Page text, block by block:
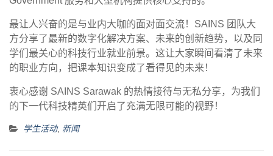
最让人兴奋的是与业内大咖的面对面交流！SAINS 团队大
方分享了最新的数字化解决方案、未来的创新趋势，以及同
学们最关心的科技行业就业前景。这让大家瞬间看清了未来
的职业方向，把课本知识变成了看得见的未来！
衷心感谢 SAINS Sarawak 的热情接待与无私分享，为我们
的下一代科技精英们开启了充满无限可能的视野！
学生活动, 新闻